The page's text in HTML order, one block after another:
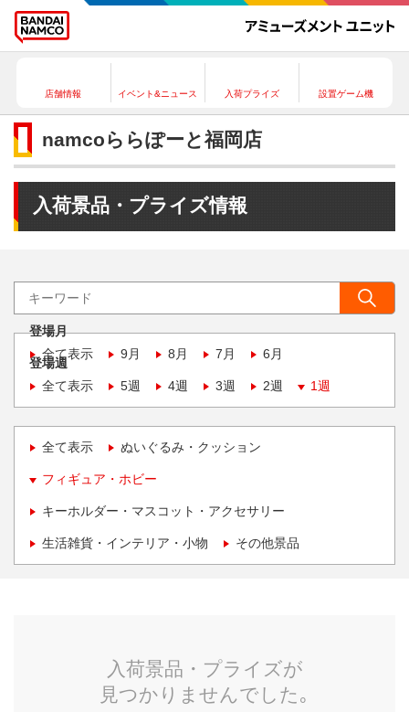
店舗情報 イベント&ニュース 入荷プライズ 設置ゲーム機
namcoららぽーと福岡店
入荷景品・プライズ情報
登場月
全て表示
9月 8月 7月 6月
登場週
全て表示
5週 4週 3週 2週 1週
全て表示 ぬいぐるみ・クッション
フィギュア・ホビー
キーホルダー・マスコット・アクセサリー
生活雑貨・インテリア・小物 その他景品